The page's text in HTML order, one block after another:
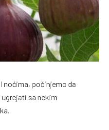
noćima, počinjemo da
sa nekim